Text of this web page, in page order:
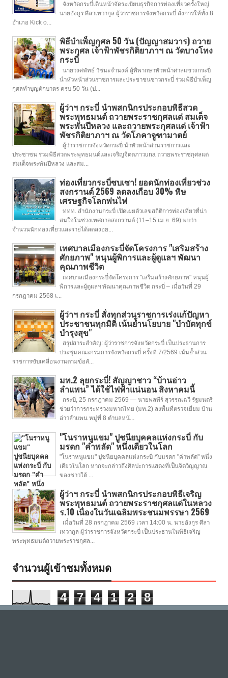
จังหวัดกระบี่เดินหน้าจัดระเบียบธุรกิจการท่องเที่ยวครั้งใหญ่
นายอังกูร ศีลาเทวากูล ผู้ว่าราชการจังหวัดกระบี่ สั่งการให้ทั้ง 8
อำเภอ Kick o...
พิธีบำเพ็ญกุศล 50 วัน (ปัญญาสมวาร) ถวาย
พระกุศล เจ้าฟ้าพัชรกิติยาภาฯ ณ วัดบางโทง
กระบี่
นายวงศพัทธ์ วัชนะจำนงค์ ผู้พิพากษาหัวหน้าศาลแขวงกระบี่
นำหัวหน้าส่วนราชการและประชาชนชาวกระบี่ ร่วมพิธีบำเพ็ญ
กุศลทำบุญตักบาตร ครบ 50 วัน (ป...
ผู้ว่าฯ กระบี่ นำพสกนิกรประกอบพิธีสวด
พระพุทธมนต์ ถวายพระราชกุศลแด่ สมเด็จ
พระพันปีหลวง และถวายพระกุศลแด่ เจ้าฟ้า
พัชรกิติยาภาฯ ณ วัดโภคาจูฑามาตย์
ผู้ว่าราชการจังหวัดกระบี่ นำหัวหน้าส่วนราชการและ
ประชาชน ร่วมพิธีสวดพระพุทธมนต์และเจริญจิตตภาวuna ถวายพระราชกุศลแด่
สมเด็จพระพันปีหลวง และสม...
ท่องเที่ยวกระบี่ซบเซา! ยอดนักท่องเที่ยวช่วง
สงกรานต์ 2569 ลดลงเกือบ 30% พิษ
เศรษฐกิจโลกพ่นไฟ
ททท. สำนักงานกระบี่ เปิดเผยตัวเลขสถิติการท่องเที่ยวที่น่า
สนใจในช่วงเทศกาลสงกรานต์ (11–15 เม.ย. 69) พบว่า
จำนวนนักท่องเที่ยวและรายได้ลดลงอย...
เทศบาลเมืองกระบี่จัดโครงการ "เสริมสร้าง
ศักยภาพ" หนุนผู้พิการและผู้ดูแลฯ พัฒนา
คุณภาพชีวิต
เทศบาลเมืองกระบี่จัดโครงการ "เสริมสร้างศักยภาพ" หนุนผู้
พิการและผู้ดูแลฯ พัฒนาคุณภาพชีวิต กระบี่ – เมื่อวันที่ 29
กรกฎาคม 2568 เ...
ผู้ว่าฯ กระบี่ สั่งทุกส่วนราชการเร่งแก้ปัญหา
ประชาชนทุกมิติ เน้นย้ำนโยบาย "บำบัดทุกข์
บำรุงสุข"
สรุปสาระสำคัญ: ผู้ว่าราชการจังหวัดกระบี่ เป็นประธานการ
ประชุมคณะกรมการจังหวัดกระบี่ ครั้งที่ 7/2569 เน้นย้ำส่วน
ราชการขับเคลื่อนงานตามข้อสั...
มท.2 ลุยกระบี่! สัญญาชาว “บ้านอ่าว
ลำแพน” ได้ใช้ไฟฟ้าแน่นอน สิงหาคมนี้
กระบี่, 25 กรกฎาคม 2569 — นายพลพีร์ สุวรรณฉวี รัฐมนตรี
ช่วยว่าการกระทรวงมหาดไทย (มท.2) ลงพื้นที่ตรวจเยี่ยม บ้าน
อ่าวลำแพน หมู่ที่ 8 ตำบลหน้...
"โนราหนูแขม" ปูชนียบุคคลแห่งกระบี่ กับ
มรดก "คำพลัด" หนึ่งเดียวในโลก
"โนราหนูแขม" ปูชนียบุคคลแห่งกระบี่ กับมรดก "คำพลัด" หนึ่ง
เดียวในโลก หากจะกล่าวถึงศิลปะการแสดงที่เป็นจิตวิญญาณ
ของชาวใต้ ...
ผู้ว่าฯ กระบี่ นำพสกนิกรประกอบพิธีเจริญ
พระพุทธมนต์ ถวายพระราชกุศลแด่ในหลวง
ร.10 เนื่องในวันเฉลิมพระชนมพรรษา 2569
เมื่อวันที่ 28 กรกฎาคม 2569 เวลา 14:00 น. นายอังกูร ศีลา
เทวากูล ผู้ว่าราชการจังหวัดกระบี่ เป็นประธานในพิธีเจริญ
พระพุทธมนต์ถวายพระราชกุศล...
จำนวนผู้เข้าชมทั้งหมด
4 7 4 1 2 8